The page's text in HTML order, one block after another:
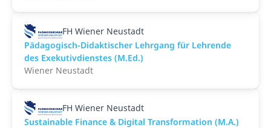
FH Wiener Neustadt
Pädagogisch-Didaktischer Lehrgang für Lehrende
des Exekutivdienstes (M.Ed.)
Wiener Neustadt
FH Wiener Neustadt
Sustainable Finance & Digital Transformation (M.A.)